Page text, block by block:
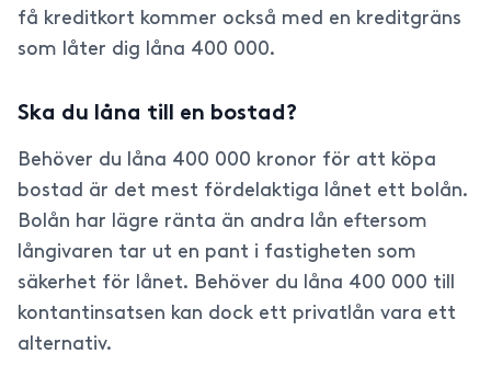
få kreditkort kommer också med en kreditgräns
som låter dig låna 400 000.
Ska du låna till en bostad?
Behöver du låna 400 000 kronor för att köpa
bostad är det mest fördelaktiga lånet ett bolån.
Bolån har lägre ränta än andra lån eftersom
långivaren tar ut en pant i fastigheten som
säkerhet för lånet. Behöver du låna 400 000 till
kontantinsatsen kan dock ett privatlån vara ett
alternativ.